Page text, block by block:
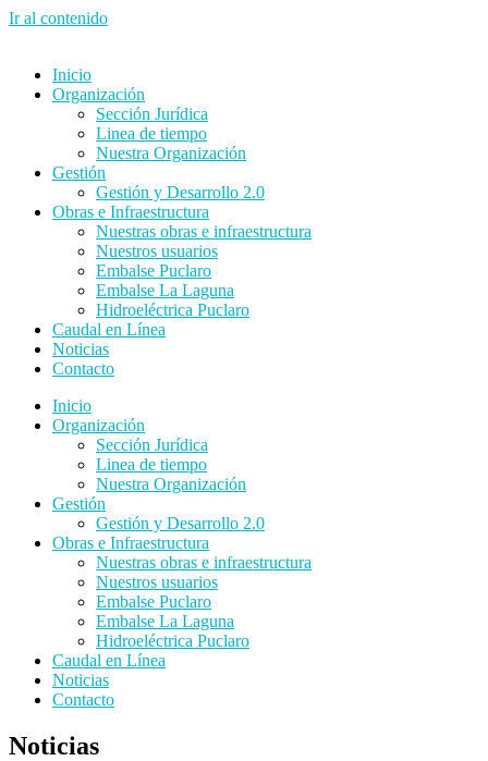
Ir al contenido
Inicio
Organización
Sección Jurídica
Linea de tiempo
Nuestra Organización
Gestión
Gestión y Desarrollo 2.0
Obras e Infraestructura
Nuestras obras e infraestructura
Nuestros usuarios
Embalse Puclaro
Embalse La Laguna
Hidroeléctrica Puclaro
Caudal en Línea
Noticias
Contacto
Inicio
Organización
Sección Jurídica
Linea de tiempo
Nuestra Organización
Gestión
Gestión y Desarrollo 2.0
Obras e Infraestructura
Nuestras obras e infraestructura
Nuestros usuarios
Embalse Puclaro
Embalse La Laguna
Hidroeléctrica Puclaro
Caudal en Línea
Noticias
Contacto
Noticias